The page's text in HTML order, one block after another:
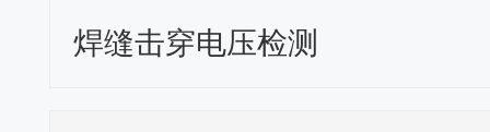
焊缝击穿电压检测